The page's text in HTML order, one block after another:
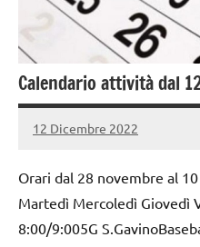
Calendario attività dal
12 Dicembre 2022
PauliSport
Nessun
Orari dal 28 novembre al
Martedì Mercoledì Giovedì
8:00/9:005G